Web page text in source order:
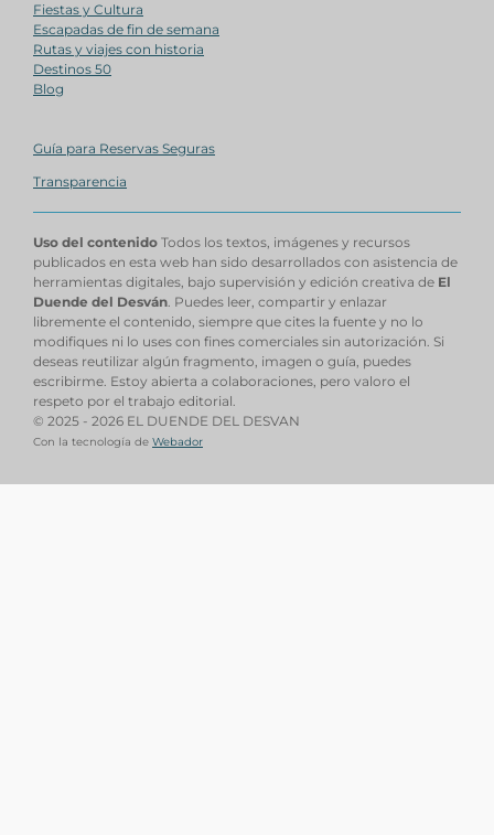
Fiestas y Cultura
Escapadas de fin de semana
Rutas y viajes con historia
Destinos 50
Blog
Guía para Reservas Seguras
Transparencia
Uso del contenido Todos los textos, imágenes y recursos
publicados en esta web han sido desarrollados con asistencia de
herramientas digitales, bajo supervisión y edición creativa de El
Duende del Desván. Puedes leer, compartir y enlazar
libremente el contenido, siempre que cites la fuente y no lo
modifiques ni lo uses con fines comerciales sin autorización. Si
deseas reutilizar algún fragmento, imagen o guía, puedes
escribirme. Estoy abierta a colaboraciones, pero valoro el
respeto por el trabajo editorial.
© 2025 - 2026 EL DUENDE DEL DESVAN
Con la tecnología de Webador